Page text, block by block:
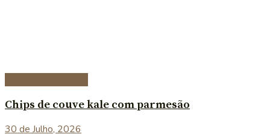
Chips de couve kale com parmesão
30 de Julho, 2026